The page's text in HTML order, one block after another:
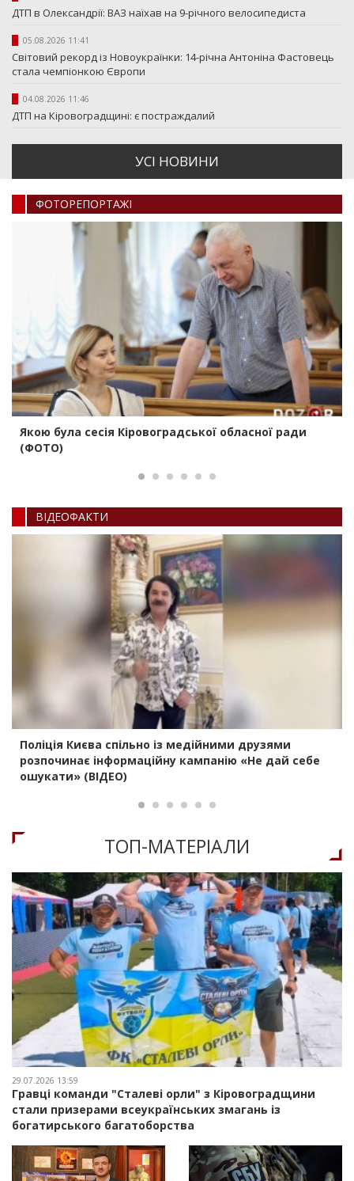
ДТП в Олександрії: ВАЗ наїхав на 9-річного велосипедиста
05.08.2026 11:41
Світовий рекорд із Новоукраїнки: 14-річна Антоніна Фастовець
стала чемпіонкою Європи
04.08.2026 11:46
ДТП на Кіровоградщині: є постраждалий
УСI НОВИНИ
ФОТОРЕПОРТАЖI
Якою була сесія Кіровоградської обласної ради
(ФОТО)
ВIДЕОФАКТИ
Поліція Києва спільно із медійними друзями
розпочинає інформаційну кампанію «Не дай себе
ошукати» (ВІДЕО)
ТОП-МАТЕРIАЛИ
29.07.2026 13:59
Гравці команди "Сталеві орли" з Кіровоградщини
стали призерами всеукраїнських змагань із
богатирського багатоборства